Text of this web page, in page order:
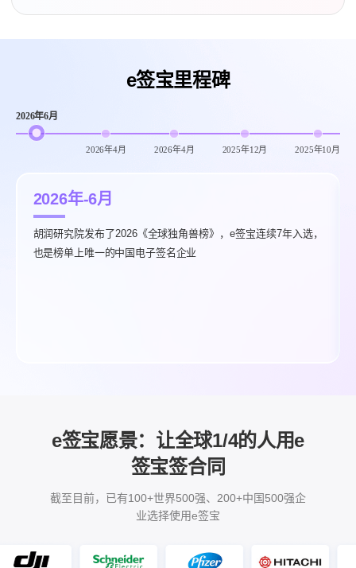
e签宝里程碑
2026年6月
2026年4月 2026年4月 2025年12月 2025年10月
2026年-6月
胡润研究院发布了2026《全球独角兽榜》，e签宝连续7年入选，
也是榜单上唯一的中国电子签名企业
e签宝愿景：让全球1/4的人用e
签宝签合同
截至目前，已有100+世界500强、200+中国500强企
业选择使用e签宝